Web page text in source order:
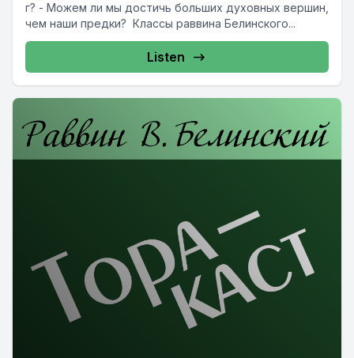
г? - Можем ли мы достичь больших духовных вершин,
чем наши предки? Классы раввина Белинского...
Listen